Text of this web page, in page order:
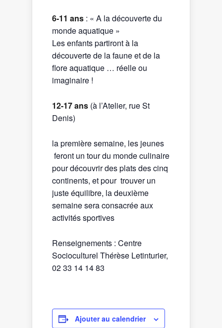
6-11 ans : « A la découverte du
monde aquatique »
Les enfants partiront à la
découverte de la faune et de la
flore aquatique … réelle ou
imaginaire !
12-17 ans (à l’Atelier, rue St
Denis)
la première semaine, les jeunes
feront un tour du monde culinaire
pour découvrir des plats des cinq
continents, et pour trouver un
juste équilibre, la deuxième
semaine sera consacrée aux
activités sportives
Renseignements : Centre
Socioculturel Thérèse Letinturier,
02 33 14 14 83
Ajouter au calendrier